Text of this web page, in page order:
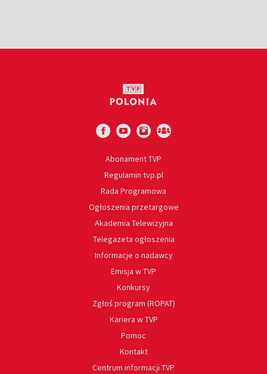
Abonament TVP
Regulamin tvp.pl
Rada Programowa
Ogłoszenia przetargowe
Akademia Telewizyjna
Telegazeta ogłoszenia
Informacje o nadawcy
Emisja w TVP
Konkursy
Zgłoś program (ROPAT)
Kariera w TVP
Pomoc
Kontakt
Centrum informacji TVP